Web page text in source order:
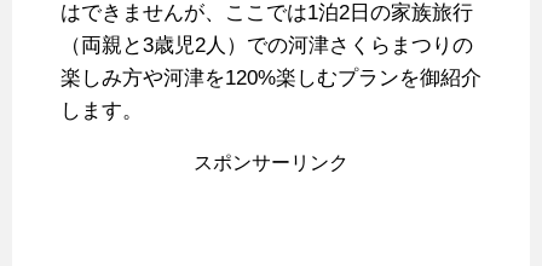
はできませんが、ここでは1泊2日の家族旅行
（両親と3歳児2人）での河津さくらまつりの
楽しみ方や河津を120%楽しむプランを御紹介
します。
スポンサーリンク